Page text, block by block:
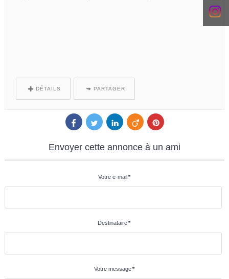
DÉTAILS PARTAGER
Envoyer cette annonce à un ami
Votre e-mail *
Destinataire*
Votre message *